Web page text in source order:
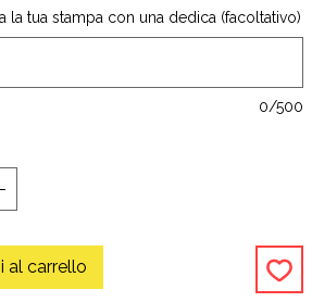
la tua stampa con una dedica (facoltativo)
0/500
al carrello